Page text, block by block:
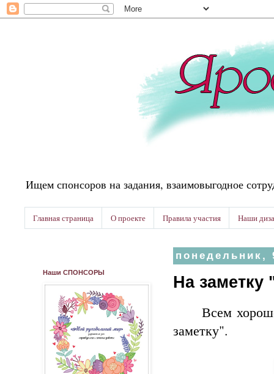
Ищем спонсоров на задания, взаимовыгодное
Главная страница О проекте Правила участия Наши
понедельник,
На
Всем
заметку".
Наши СПОНСОРЫ